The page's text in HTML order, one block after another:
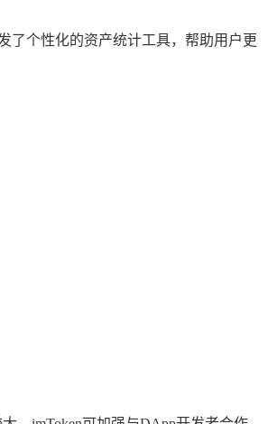
了个性化的资产统计工具，帮助用户更